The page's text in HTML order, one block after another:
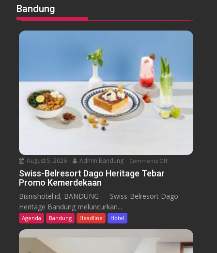
Bandung
August 5, 2026 Admin Bandung Comments Offo
B
Swiss-Belresort Dago Heritage Tebar
Promo Kemerdekaan
Bisnishotel.id, BANDUNG — Swiss-Belresort Dago
Heritage Bandung meluncurkan...
Agenda Bandung Headline Hotel